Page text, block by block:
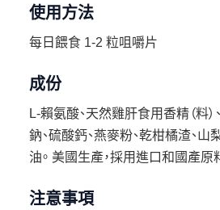
使用方法
每日餵食 1-2 粒咀嚼片
成份
L-賴氨酸、天然雞肝食用香精（料
鈉、硫酸鈣、燕麥粉、乾柑橘渣、山
油。 美國生產，採用進口和國產原
注意事項